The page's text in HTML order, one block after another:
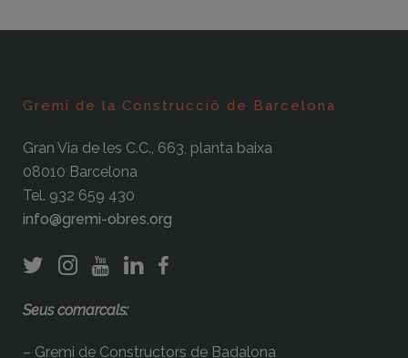
Gremi de la Construcció de Barcelona
Gran Via de les C.C., 663, planta baixa
08010 Barcelona
Tel. 932 659 430
info@gremi-obres.org
Seus comarcals:
– Gremi de Constructors de Badalona